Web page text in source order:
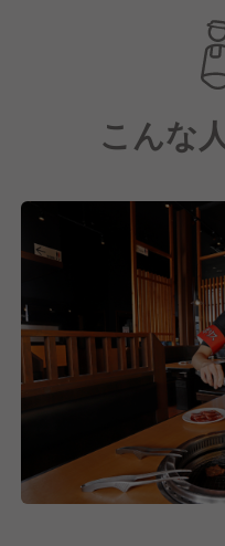
人のあたたかさを感じ
世代に親しまれていま
こんな